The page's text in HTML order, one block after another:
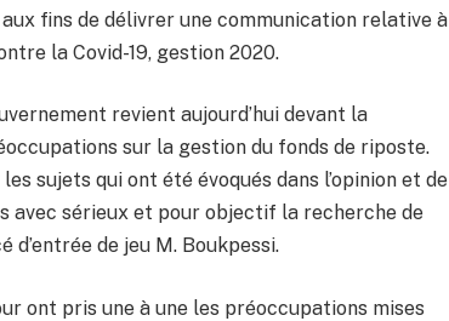
fins de délivrer une communication relative à
la Covid-19, gestion 2020.
revient aujourd’hui devant la
sur la gestion du fonds de riposte.
sujets qui ont été évoqués dans l’opinion et de
avec sérieux et pour objectif la recherche de
d’entrée de jeu M. Boukpessi.
ont pris une à une les préoccupations mises